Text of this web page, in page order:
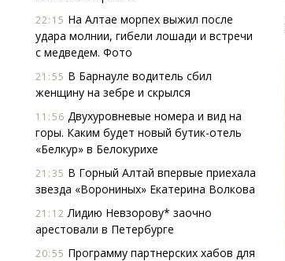
22:15 На Алтае морпех выжил после
удара молнии, гибели лошади и встречи
с медведем. Фото
21:55 В Барнауле водитель сбил
женщину на зебре и скрылся
11:56 Двухуровневые номера и вид на
горы. Каким будет новый бутик-отель
«Белкур» в Белокурихе
21:35 В Горный Алтай впервые приехала
звезда «Ворониных» Екатерина Волкова
21:12 Лидию Невзорову* заочно
арестовали в Петербурге
20:55 Программу партнерских хабов для